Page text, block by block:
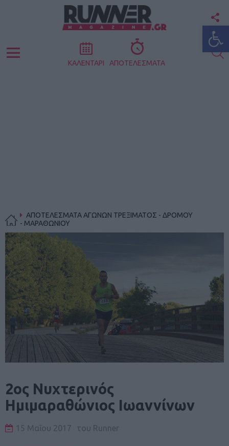
Menu ΚΑΛΕΝΤΑΡΙ ΑΠΟΤΕΛΕΣΜΑΤΑ
ΑΠΟΤΕΛΕΣΜΑΤΑ ΑΓΩΝΩΝ ΤΡΕΞΙΜΑΤΟΣ - ΔΡΟΜΟΥ
- ΜΑΡΑΘΩΝΙΟΥ
2ος Νυχτερινός
Ημιμαραθώνιος Ιωαννίνων
15 Μαΐου 2017 του Runner